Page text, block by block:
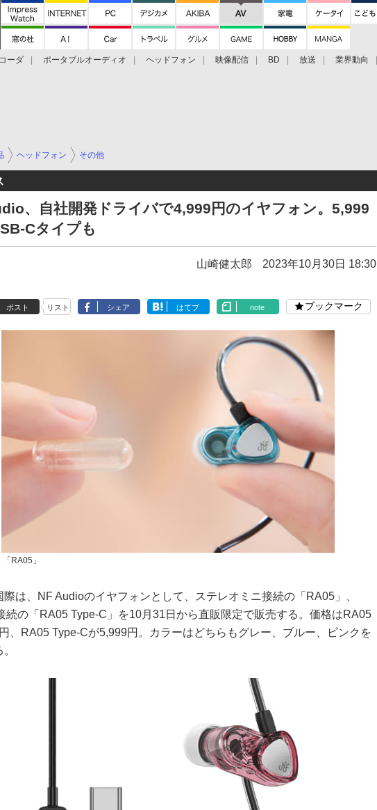
ーダ ポータブルオーディオ ヘッドフォン 映像配信 BD 放送 業界動向
ヘッドフォン その他
、自社開発ドライバで4,999円のイヤフォン。5,999
Cタイプも
山崎健太郎 2023年10月30日 18:30
ポスト リスト シェア はてブ note ブックマーク
「RA05」
際は、NF Audioのイヤフォンとして、ステレオミニ接続の「RA05」、
続の「RA05 Type-C」を10月31日から直販限定で販売する。価格はRA05
、RA05 Type-Cが5,999円。カラーはどちらもグレー、ブルー、ピンクを